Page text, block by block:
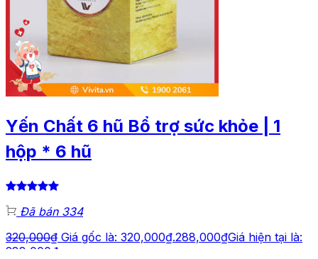
Yến Chất 6 hũ Bổ trợ sức khỏe | 1
hộp * 6 hũ
Đã bán 334
320,000₫ Giá gốc là: 320,000₫.288,000₫Giá hiện tại là:
288,000₫.